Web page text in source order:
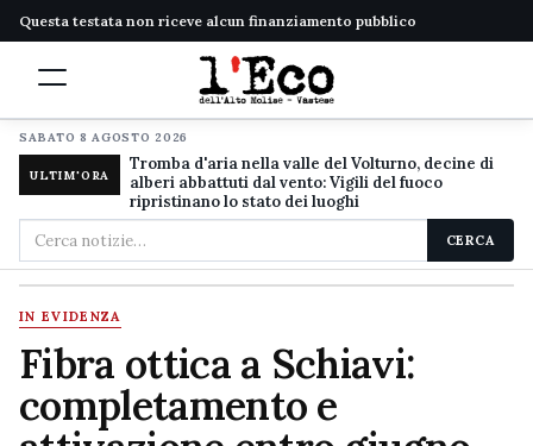
Questa testata non riceve alcun finanziamento pubblico
SABATO 8 AGOSTO 2026
ULTIM'ORA
Tromba d'aria nella valle del Volturno, decine di
alberi abbattuti dal vento: Vigili del fuoco
ripristinano lo stato dei luoghi
Cerca
nel
sito
CERCA
IN EVIDENZA
Fibra ottica a Schiavi:
completamento e